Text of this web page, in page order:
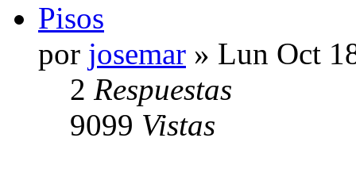
Pisos
por josemar » Lun Oct
2 Respuestas
9099 Vistas